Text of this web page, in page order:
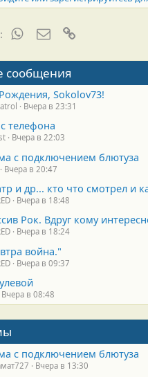
WhatsAppЭлектронная почта
сообщения
Sokolov73!
Вчера в 23:31
телефона
Вчера в 22:03
с подключением блютуза
Вчера в 20:47
и др... кто что смотрел и
Вчера в 18:48
Рок. Вдруг кому
Вчера в 18:24
война."
Вчера в 09:37
Вчера в 08:48
с подключением блютуза
Вчера в 13:30